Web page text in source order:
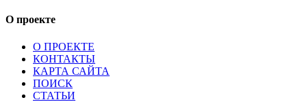
О проекте
О ПРОЕКТЕ
КОНТАКТЫ
КАРТА САЙТА
ПОИСК
СТАТЬИ